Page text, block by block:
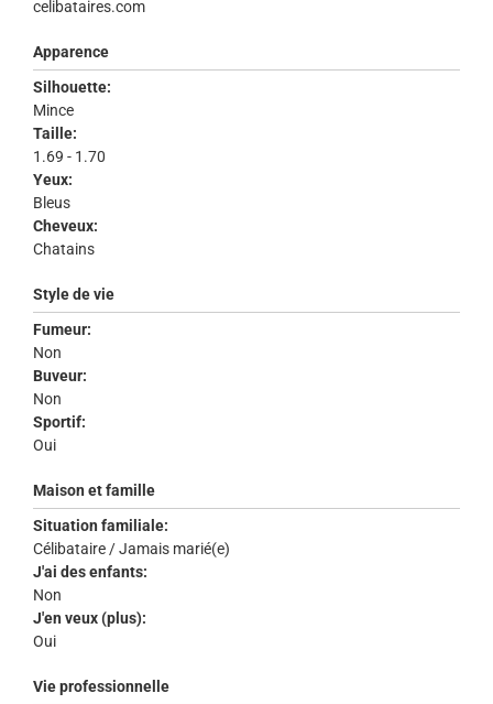
Apparence
Silhouette:
Mince
Taille:
1.69 - 1.70
Yeux:
Bleus
Cheveux:
Chatains
Style de vie
Fumeur:
Non
Buveur:
Non
Sportif:
Oui
Maison et famille
Situation familiale:
Célibataire / Jamais marié(e)
J'ai des enfants:
Non
J'en veux (plus):
Oui
Vie professionnelle